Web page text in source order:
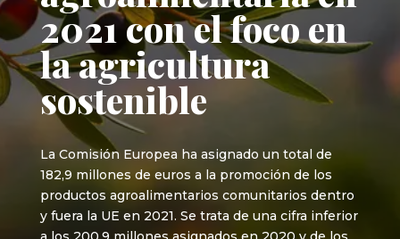
2021 con el foco en
la agricultura
sostenible
La Comisión Europea ha asignado un total de
182,9 millones de euros a la promoción de los
productos agroalimentarios comunitarios dentro
y fuera la UE en 2021. Se trata de una cifra inferior